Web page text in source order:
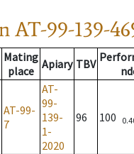
AT-99-139-
Mating
place Apiary TBV
AT-99-
7
AT-
99-
139-
1-
2020
96 100